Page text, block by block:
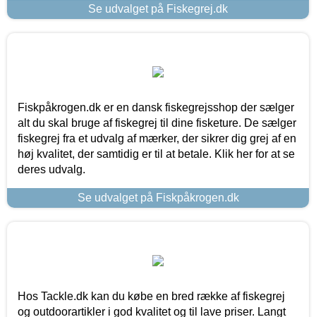
Se udvalget på Fiskegrej.dk
Fiskpåkrogen.dk er en dansk fiskegrejsshop der sælger
alt du skal bruge af fiskegrej til dine fisketure. De sælger
fiskegrej fra et udvalg af mærker, der sikrer dig grej af en
høj kvalitet, der samtidig er til at betale. Klik her for at se
deres udvalg.
Se udvalget på Fiskpåkrogen.dk
Hos Tackle.dk kan du købe en bred række af fiskegrej
og outdoorartikler i god kvalitet og til lave priser. Langt